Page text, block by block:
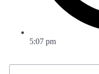
5:07 pm